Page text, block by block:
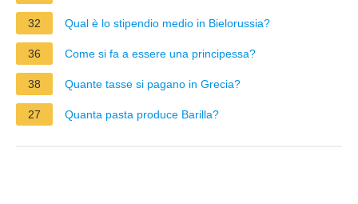
32 Qual è lo stipendio medio in Bielorussia?
36 Come si fa a essere una principessa?
38 Quante tasse si pagano in Grecia?
27 Quanta pasta produce Barilla?